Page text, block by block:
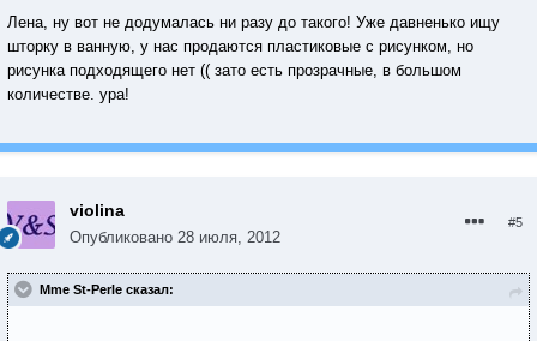
Лена, ну вот не додумалась ни разу до такого! Уже давненько ищу
шторку в ванную, у нас продаются пластиковые с рисунком, но
рисунка подходящего нет (( зато есть прозрачные, в большом
количестве. ура!
violina
Опубликовано 28 июля, 2012
#5
Mme St-Perle сказал: